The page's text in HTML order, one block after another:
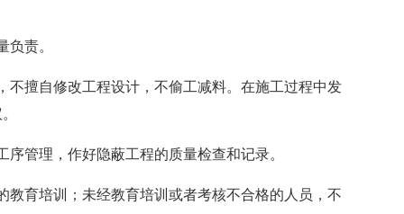
责。
不擅自修改工程设计，不偷工减料。在施工过程中发
管理，作好隐蔽工程的质量检查和记录。
教育培训；未经教育培训或者考核不合格的人员，不